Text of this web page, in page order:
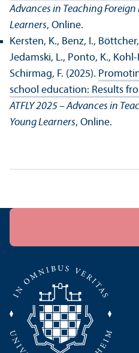
Advances in Teaching
Learners, Online.
Kersten, K., Benz, I.,
Jedamski, L., Ponto, K.,
Schirmag, F. (2025).
school education: Results
ATFLY 2025 – Advances in
Young Learners, Online.